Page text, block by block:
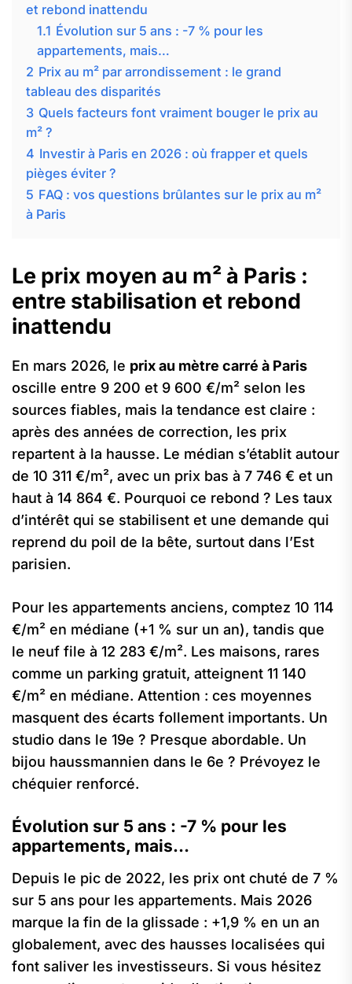
et rebond inattendu
1.1 Évolution sur 5 ans : -7 % pour les
appartements, mais…
2 Prix au m² par arrondissement : le grand
tableau des disparités
3 Quels facteurs font vraiment bouger le prix au
m² ?
4 Investir à Paris en 2026 : où frapper et quels
pièges éviter ?
5 FAQ : vos questions brûlantes sur le prix au m²
à Paris
Le prix moyen au m² à Paris :
entre stabilisation et rebond
inattendu
En mars 2026, le prix au mètre carré à Paris
oscille entre 9 200 et 9 600 €/m² selon les
sources fiables, mais la tendance est claire :
après des années de correction, les prix
repartent à la hausse. Le médian s’établit autour
de 10 311 €/m², avec un prix bas à 7 746 € et un
haut à 14 864 €. Pourquoi ce rebond ? Les taux
d’intérêt qui se stabilisent et une demande qui
reprend du poil de la bête, surtout dans l’Est
parisien.
Pour les appartements anciens, comptez 10 114
€/m² en médiane (+1 % sur un an), tandis que
le neuf file à 12 283 €/m². Les maisons, rares
comme un parking gratuit, atteignent 11 140
€/m² en médiane. Attention : ces moyennes
masquent des écarts follement importants. Un
studio dans le 19e ? Presque abordable. Un
bijou haussmannien dans le 6e ? Prévoyez le
chéquier renforcé.
Évolution sur 5 ans : -7 % pour les
appartements, mais…
Depuis le pic de 2022, les prix ont chuté de 7 %
sur 5 ans pour les appartements. Mais 2026
marque la fin de la glissade : +1,9 % en un an
globalement, avec des hausses localisées qui
font saliver les investisseurs. Si vous hésitez